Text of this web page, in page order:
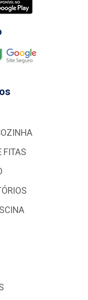
FITAS